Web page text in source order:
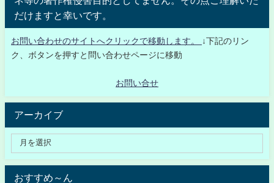
だけますと幸いです。
お問い合わせのサイトへクリックで移動します。
↓下記のリン
ク、ボタンを押すと問い合わせページに移動
お問い合せ
アーカイブ
おすすめ～ん